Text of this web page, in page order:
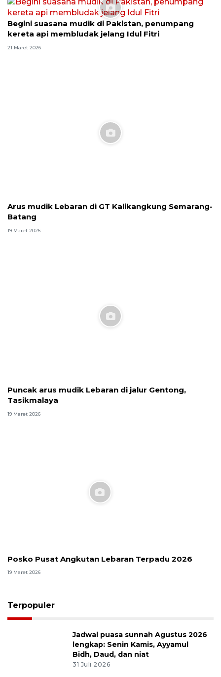
Begini suasana mudik di Pakistan, penumpang
kereta api membludak jelang Idul Fitri
21 Maret 2026
Arus mudik Lebaran di GT Kalikangkung Semarang-
Batang
19 Maret 2026
Puncak arus mudik Lebaran di jalur Gentong,
Tasikmalaya
19 Maret 2026
Posko Pusat Angkutan Lebaran Terpadu 2026
19 Maret 2026
Terpopuler
Jadwal puasa sunnah Agustus 2026
lengkap: Senin Kamis, Ayyamul
Bidh, Daud, dan niat
31 Juli 2026